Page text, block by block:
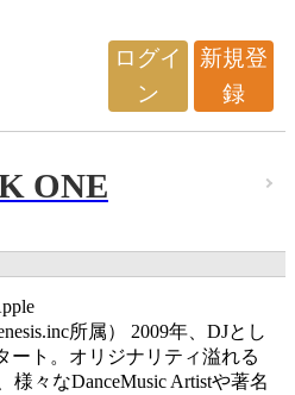
ログイ
ン
新規登
録
ONE
所属） 2009年、DJとし
ート。オリジナリティ溢れる
々なDanceMusic Artistや著名